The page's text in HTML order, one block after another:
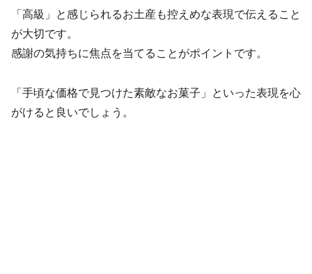
「高級」と感じられるお土産も控えめな表現で伝えること
が大切です。
感謝の気持ちに焦点を当てることがポイントです。
「手頃な価格で見つけた素敵なお菓子」といった表現を心
がけると良いでしょう。